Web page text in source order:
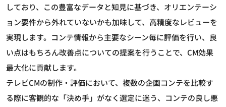
しており、この豊富なデータと知見に基づき、オリエンテーシ
ョン要件から外れていないかも加味して、高精度なレビューを
実現します。コンテ情報から主要なシーン毎に評価を行い、良
い点はもちろん改善点についての提案を行うことで、CM効果
最大化に貢献します。
テレビCMの制作・評価において、複数の企画コンテを比較す
る際に客観的な「決め手」がなく選定に迷う、コンテの良し悪